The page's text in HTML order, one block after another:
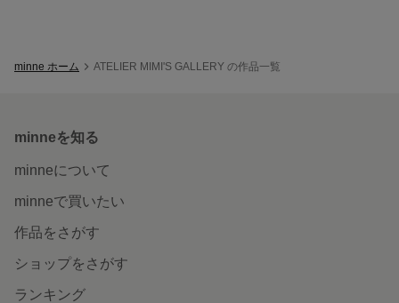
minne ホーム ATELIER MIMI'S GALLERY の作品一覧
minneを知る
minneについて
minneで買いたい
作品をさがす
ショップをさがす
ランキング